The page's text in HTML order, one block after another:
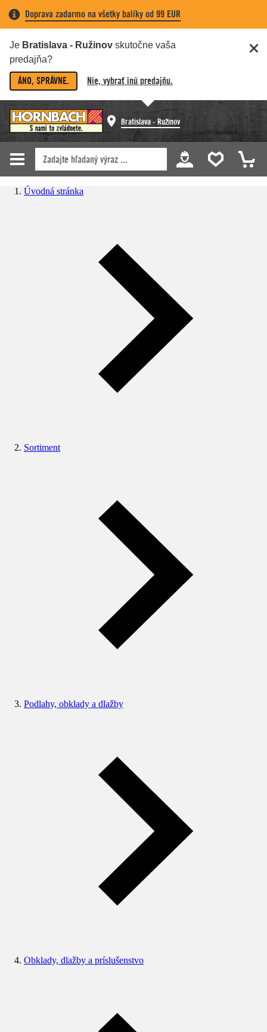
Doprava zadarmo na všetky balíky od 99 EUR
Je Bratislava - Ružinov skutočne vaša
predajňa?
ÁNO, SPRÁVNE. Nie, vybrať inú predajňu.
Bratislava - Ružinov
Úvodná stránka
Sortiment
Podlahy, obklady a dlažby
Obklady, dlažby a príslušenstvo